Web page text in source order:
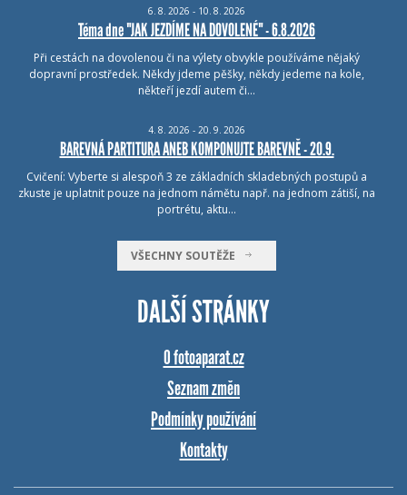
6. 8. 2026 - 10. 8. 2026
Téma dne "JAK JEZDÍME NA DOVOLENÉ" - 6.8.2026
Při cestách na dovolenou či na výlety obvykle používáme nějaký
dopravní prostředek. Někdy jdeme pěšky, někdy jedeme na kole,
někteří jezdí autem či…
4. 8. 2026 - 20. 9. 2026
BAREVNÁ PARTITURA ANEB KOMPONUJTE BAREVNĚ - 20.9.
Cvičení: Vyberte si alespoň 3 ze základních skladebných postupů a
zkuste je uplatnit pouze na jednom námětu např. na jednom zátiší, na
portrétu, aktu…
VŠECHNY SOUTĚŽE
DALŠÍ STRÁNKY
O fotoaparat.cz
Seznam změn
Podmínky používání
Kontakty